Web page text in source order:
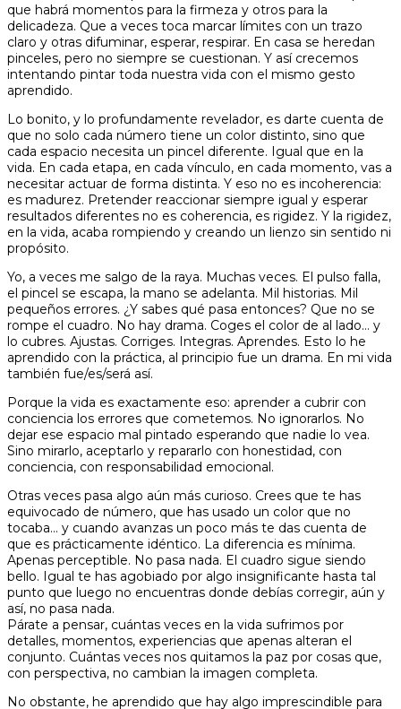
que habrá momentos para la firmeza y otros para la
delicadeza. Que a veces toca marcar límites con un trazo
claro y otras difuminar, esperar, respirar. En casa se heredan
pinceles, pero no siempre se cuestionan. Y así crecemos
intentando pintar toda nuestra vida con el mismo gesto
aprendido.
Lo bonito, y lo profundamente revelador, es darte cuenta de
que no solo cada número tiene un color distinto, sino que
cada espacio necesita un pincel diferente. Igual que en la
vida. En cada etapa, en cada vínculo, en cada momento, vas a
necesitar actuar de forma distinta. Y eso no es incoherencia:
es madurez. Pretender reaccionar siempre igual y esperar
resultados diferentes no es coherencia, es rigidez. Y la rigidez,
en la vida, acaba rompiendo y creando un lienzo sin sentido ni
propósito.
Yo, a veces me salgo de la raya. Muchas veces. El pulso falla,
el pincel se escapa, la mano se adelanta. Mil historias. Mil
pequeños errores. ¿Y sabes qué pasa entonces? Que no se
rompe el cuadro. No hay drama. Coges el color de al lado… y
lo cubres. Ajustas. Corriges. Integras. Aprendes. Esto lo he
aprendido con la práctica, al principio fue un drama. En mi vida
también fue/es/será así.
Porque la vida es exactamente eso: aprender a cubrir con
conciencia los errores que cometemos. No ignorarlos. No
dejar ese espacio mal pintado esperando que nadie lo vea.
Sino mirarlo, aceptarlo y repararlo con honestidad, con
conciencia, con responsabilidad emocional.
Otras veces pasa algo aún más curioso. Crees que te has
equivocado de número, que has usado un color que no
tocaba… y cuando avanzas un poco más te das cuenta de
que es prácticamente idéntico. La diferencia es mínima.
Apenas perceptible. No pasa nada. El cuadro sigue siendo
bello. Igual te has agobiado por algo insignificante hasta tal
punto que luego no encuentras donde debías corregir, aún y
así, no pasa nada.
Párate a pensar, cuántas veces en la vida sufrimos por
detalles, momentos, experiencias que apenas alteran el
conjunto. Cuántas veces nos quitamos la paz por cosas que,
con perspectiva, no cambian la imagen completa.
No obstante, he aprendido que hay algo imprescindible para